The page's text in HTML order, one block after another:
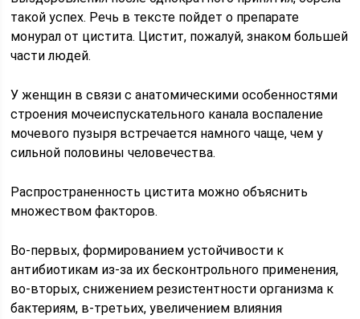
такой успех. Речь в тексте пойдет о препарате
монурал от цистита. Цистит, пожалуй, знаком большей
части людей.
У женщин в связи с анатомическими особенностями
строения мочеиспускательного канала воспаление
мочевого пузыря встречается намного чаще, чем у
сильной половины человечества.
Распространенность цистита можно объяснить
множеством факторов.
Во-первых, формированием устойчивости к
антибиотикам из-за их бесконтрольного применения,
во-вторых, снижением резистентности организма к
бактериям, в-третьих, увеличением влияния